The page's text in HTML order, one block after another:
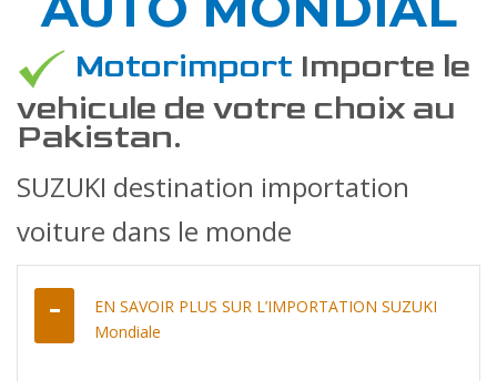
Motorimport Importe le
vehicule de votre choix au
Pakistan.
SUZUKI destination importation
voiture dans le monde
EN SAVOIR PLUS SUR L’IMPORTATION SUZUKI
Mondiale